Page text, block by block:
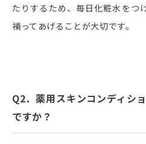
たりするため、毎日化粧水をつ
補ってあげることが大切です。
Q2．薬用スキンコンディシ
ですか？